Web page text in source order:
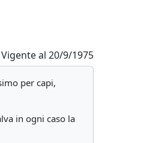
Vigente al 20/9/1975
per capi,
in ogni caso la